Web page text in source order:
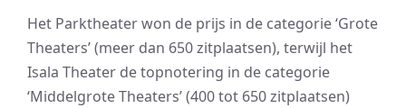
Het Parktheater won de prijs in de categorie ‘Grote
Theaters’ (meer dan 650 zitplaatsen), terwijl het
Isala Theater de topnotering in de categorie
‘Middelgrote Theaters’ (400 tot 650 zitplaatsen)